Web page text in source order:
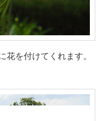
花を付けてくれます。